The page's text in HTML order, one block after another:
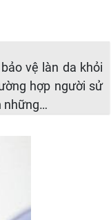
vệ làn da khỏi
hợp người sử
những…